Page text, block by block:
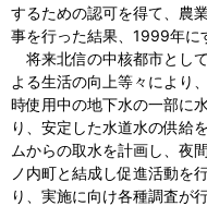
するための認可を得て、農
事を行った結果、1999年に
将来北信の中核都市とし
よる生活の向上等々により
時使用中の地下水の一部に
り、安定した水道水の供給
ムからの取水を計画し、夜
ノ内町と結成し促進活動を
り、実施に向け各種調査が行